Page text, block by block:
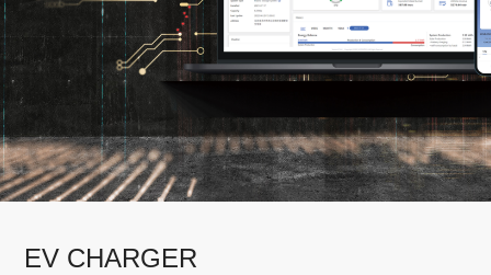
EV CHARGER